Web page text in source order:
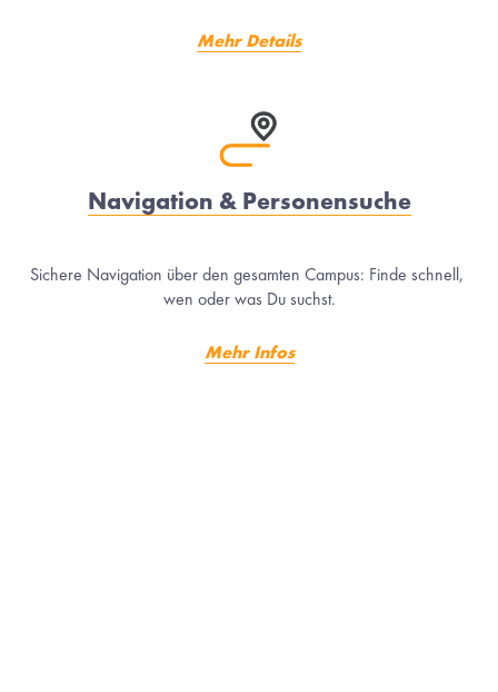
Mehr Details
Navigation & Personensuche
Sichere Navigation über den gesamten Campus: Finde schnell,
wen oder was Du suchst.
Mehr Infos